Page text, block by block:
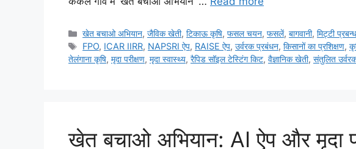
खेत बचाओ अभियान,जैविक खेती,टिकाऊ कृषि,फसल चयन,फसलें,बागवानी,मि‌ट्टी
FPO, ICAR IIRR, NAPSRI ऐप, RAISE ऐप,उर्वरक प्रबंधन,किसानों का प्रशिक्षण,
तेलंगाना कृषि, मृदा परीक्षण, मृदा स्वास्थ्य, रैपिड सॉइल टेस्टिंग किट, वैज्ञानिक खेती, संतुलित
खेत बचाओ अभियान: AI ऐप और मृदा